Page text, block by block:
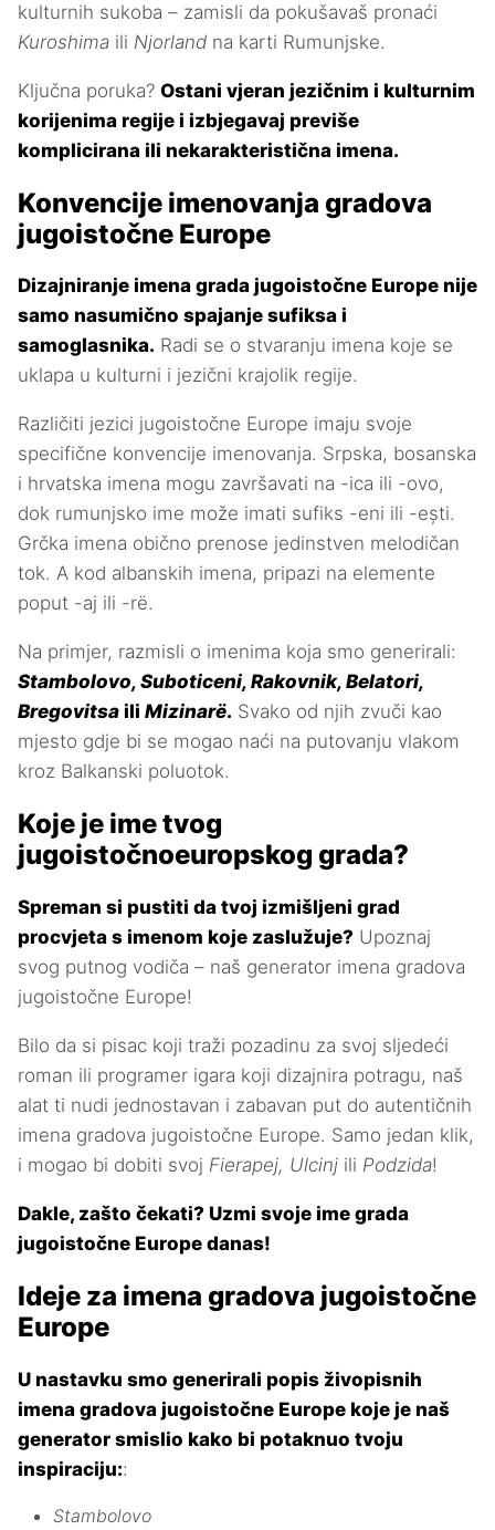
kulturnih sukoba – zamisli da pokušavaš pronaći
Kuroshima ili Njorland na karti Rumunjske.
Ključna poruka? Ostani vjeran jezičnim i kulturnim
korijenima regije i izbjegavaj previše
komplicirana ili nekarakteristična imena.
Konvencije imenovanja gradova
jugoistočne Europe
Dizajniranje imena grada jugoistočne Europe nije
samo nasumično spajanje sufiksa i
samoglasnika. Radi se o stvaranju imena koje se
uklapa u kulturni i jezični krajolik regije.
Različiti jezici jugoistočne Europe imaju svoje
specifične konvencije imenovanja. Srpska, bosanska
i hrvatska imena mogu završavati na -ica ili -ovo,
dok rumunjsko ime može imati sufiks -eni ili -ești.
Grčka imena obično prenose jedinstven melodičan
tok. A kod albanskih imena, pripazi na elemente
poput -aj ili -rë.
Na primjer, razmisli o imenima koja smo generirali:
Stambolovo, Suboticeni, Rakovnik, Belatori,
Bregovitsa ili Mizinarë. Svako od njih zvuči kao
mjesto gdje bi se mogao naći na putovanju vlakom
kroz Balkanski poluotok.
Koje je ime tvog
jugoistočnoeuropskog grada?
Spreman si pustiti da tvoj izmišljeni grad
procvjeta s imenom koje zaslužuje? Upoznaj
svog putnog vodiča – naš generator imena gradova
jugoistočne Europe!
Bilo da si pisac koji traži pozadinu za svoj sljedeći
roman ili programer igara koji dizajnira potragu, naš
alat ti nudi jednostavan i zabavan put do autentičnih
imena gradova jugoistočne Europe. Samo jedan klik,
i mogao bi dobiti svoj Fierapej, Ulcinj ili Podzida!
Dakle, zašto čekati? Uzmi svoje ime grada
jugoistočne Europe danas!
Ideje za imena gradova jugoistočne
Europe
U nastavku smo generirali popis živopisnih
imena gradova jugoistočne Europe koje je naš
generator smislio kako bi potaknuo tvoju
inspiraciju::
Stambolovo